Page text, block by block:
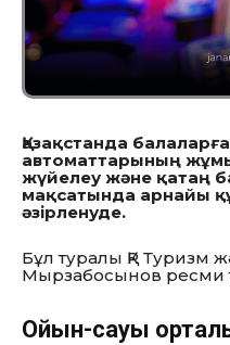
Қазақстанда
автоматтарының
жүйелеу және қатаң
мақсатында арнайы
әзірленуде.
Бұл туралы ҚР Туризм
Мырзабосынов ресми
Ойын-сауық